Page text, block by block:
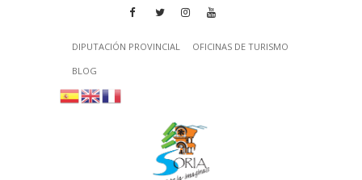
DIPUTACIÓN PROVINCIAL
OFICINAS DE TURISMO
BLOG